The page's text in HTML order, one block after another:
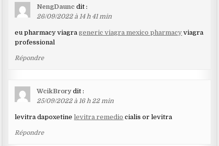
NengDaunc dit :
26/09/2022 à 14 h 41 min
eu pharmacy viagrageneric viagra mexico pharmacy viagra
professional
Répondre
WcikBrory dit :
25/09/2022 à 16 h 22 min
levitra dapoxetinelevitra remedio cialis or levitra
Répondre